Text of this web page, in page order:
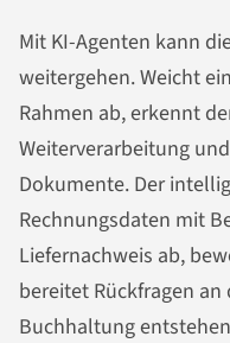
Mit KI-Agenten kann
weitergehen. Weicht
Rahmen ab, erkennt
Weiterverarbeitung
Dokumente. Der
Rechnungsdaten mit
Liefernachweis ab,
bereitet Rückfragen
Buchhaltung